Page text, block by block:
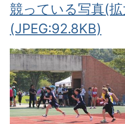
競っている写真(拡
(JPEG:92.8KB)